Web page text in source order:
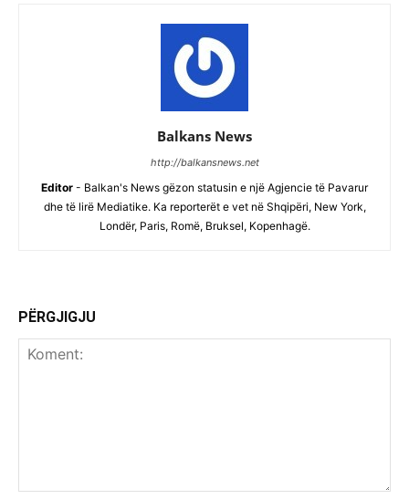
Balkans News
http://balkansnews.net
Editor - Balkan's News gëzon statusin e një Agjencie të Pavarur
dhe të lirë Mediatike. Ka reporterët e vet në Shqipëri, New York,
Londër, Paris, Romë, Bruksel, Kopenhagë.
PËRGJIGJU